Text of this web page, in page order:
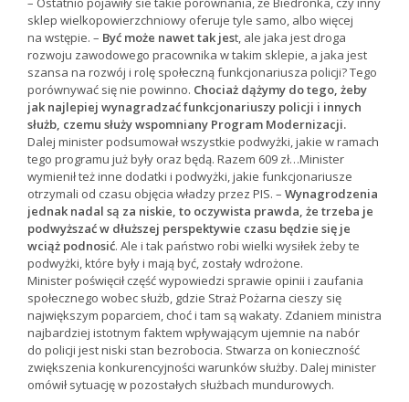
sklep wielkopowierzchniowy oferuje tyle samo, albo więcej
na wstępie. – Być może nawet tak jest, ale jaka jest droga
rozwoju zawodowego pracownika w takim sklepie, a jaka jest
szansa na rozwój i rolę społeczną funkcjonariusza policji? Tego
porównywać się nie powinno. Chociaż dążymy do tego, żeby
jak najlepiej wynagradzać funkcjonariuszy policji i innych
służb, czemu służy wspomniany Program Modernizacji.
Dalej minister podsumował wszystkie podwyżki, jakie w ramach
tego programu już były oraz będą. Razem 609 zł…Minister
wymienił też inne dodatki i podwyżki, jakie funkcjonariusze
otrzymali od czasu objęcia władzy przez PIS. – Wynagrodzenia
jednak nadal są za niskie, to oczywista prawda, że trzeba je
podwyższać w dłuższej perspektywie czasu będzie się je
wciąż podnosić. Ale i tak państwo robi wielki wysiłek żeby te
podwyżki, które były i mają być, zostały wdrożone.
Minister poświęcił część wypowiedzi sprawie opinii i zaufania
społecznego wobec służb, gdzie Straż Pożarna cieszy się
największym poparciem, choć i tam są wakaty. Zdaniem ministra
najbardziej istotnym faktem wpływającym ujemnie na nabór
do policji jest niski stan bezrobocia. Stwarza on konieczność
zwiększenia konkurencyjności warunków służby. Dalej minister
omówił sytuację w pozostałych służbach mundurowych.